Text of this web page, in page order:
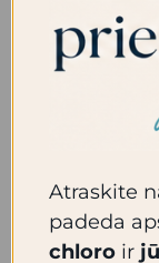
Pakuotėse
perdirbtų
mažinimas
aplinkai Ar
Putojimo
medžiagas
ir tvarus
Atraskite
padeda
chloro ir